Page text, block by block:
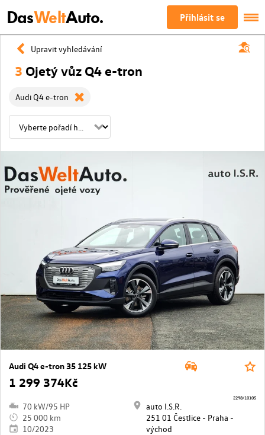
DasWeltAuto. Přihlásit se
Upravit vyhledávání
3 Ojetý vůz Q4 e-tron
Audi Q4 e-tron
Audi Q4 e-tron 35 125 kW
1 299 374Kč
70 kW/95 HP
25 000 km
10/2023
auto I.S.R.
251 01 Čestlice - Praha -
východ
2298/10105